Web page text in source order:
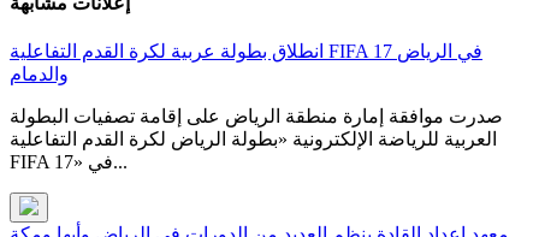
انطلاق بطولة عربية لكرة القدم التفاعلية FIFA 17 في الرياض
والدمام
صدرت موافقة إمارة منطقة الرياض على إقامة تصفيات البطولة
العربية للرياضة الإلكترونية «بطولة الرياض لكرة القدم التفاعلية
FIFA 17» في...